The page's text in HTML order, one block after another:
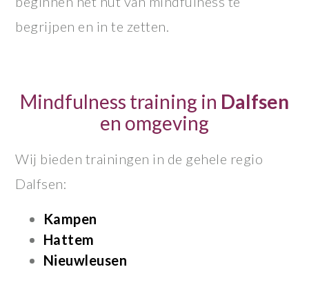
begrijpen en in te zetten.
Mindfulness training in Dalfsen
en omgeving
Wij bieden trainingen in de gehele regio
Dalfsen:
Kampen
Hattem
Nieuwleusen